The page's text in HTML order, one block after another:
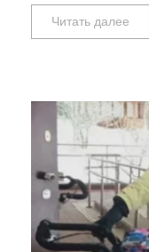
Читать далее